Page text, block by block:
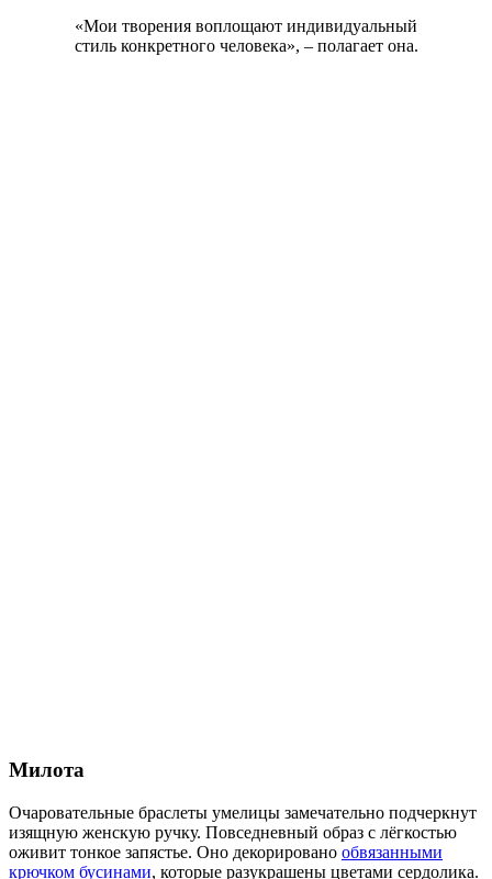
«Мои творения воплощают индивидуальный
стиль конкретного человека», – полагает она.
Милота
Очаровательные браслеты умелицы замечательно подчеркнут
изящную женскую ручку. Повседневный образ с лёгкостью
оживит тонкое запястье. Оно декорировано обвязанными
крючком бусинами, которые разукрашены цветами сердолика.